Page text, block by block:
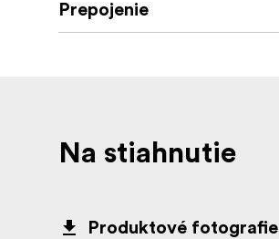
Prepojenie
Na stiahnutie
Produktové fotografie